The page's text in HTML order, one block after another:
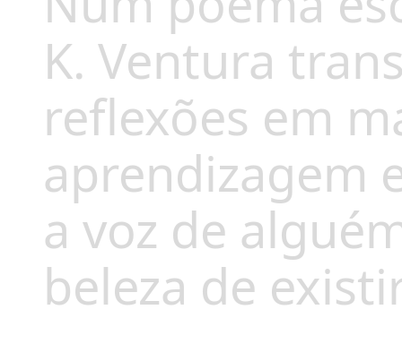
K. Ventura
reflexões em
aprendizagem
a voz de
beleza de